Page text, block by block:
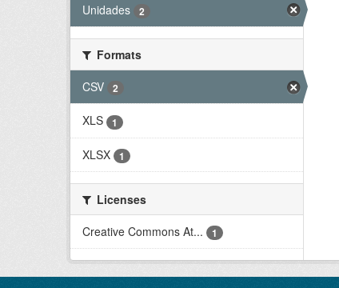
Unidades 2
Formats
CSV
2
XLS 1
XLSX 1
Licenses
Creative Commons At...
1